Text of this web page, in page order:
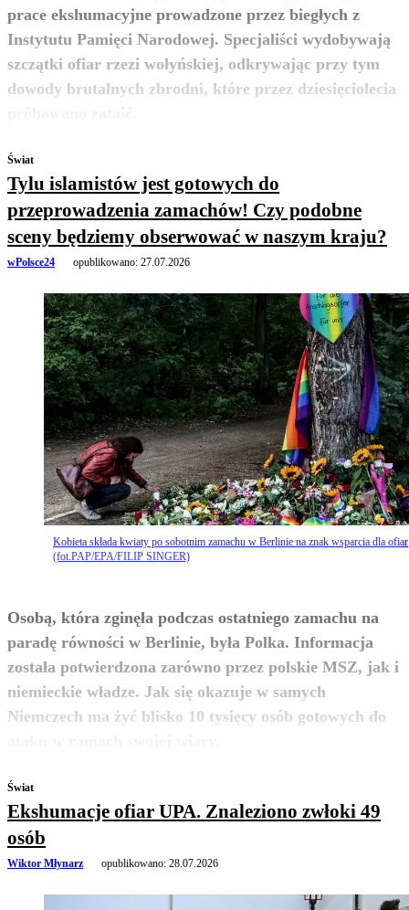
prace ekshumacyjne prowadzone przez biegłych z
Instytutu Pamięci Narodowej. Specjaliści wydobywają
szczątki ofiar rzezi wołyńskiej, odkrywając przy tym
dowody brutalnych zbrodni, które przez dziesięciolecia
zobacz więcej
Świat
Tylu islamistów jest gotowych do
przeprowadzenia zamachów! Czy podobne
sceny będziemy obserwować w naszym kraju?
wPolsce24 opublikowano: 27.07.2026
Kobieta składa kwiaty po sobotnim zamachu w Berlinie na znak wsparcia dla ofiar
(fot.PAP/EPA/FILIP SINGER)
Osobą, która zginęła podczas ostatniego zamachu na
paradę równości w Berlinie, była Polka. Informacja
została potwierdzona zarówno przez polskie MSZ, jak i
niemieckie władze. Jak się okazuje w samych
Niemczech ma żyć blisko 10 tysięcy osób gotowych do
zobacz więcej
Świat
Ekshumacje ofiar UPA. Znaleziono zwłoki 49
osób
Wiktor Młynarz opublikowano: 28.07.2026